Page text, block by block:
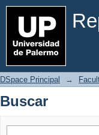
Buscar
DSpace Principal →
Buscar